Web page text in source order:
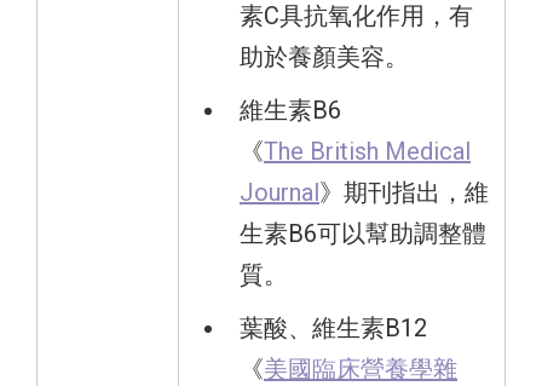
素C具抗氧化作用，有
助於養顏美容。
維生素B6
《The British Medical
Journal 》期刊指出，維
生素B6可以幫助調整體
質。
葉酸、維生素B12
《美國臨床營養學雜